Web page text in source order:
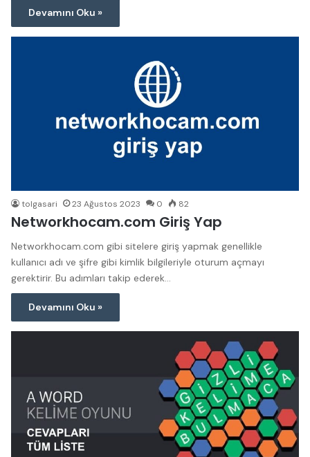
Devamını Oku »
tolgasari 23 Ağustos 2023 0 82
Networkhocam.com Giriş Yap
Networkhocam.com gibi sitelere giriş yapmak genellikle
kullanıcı adı ve şifre gibi kimlik bilgileriyle oturum açmayı
gerektirir. Bu adımları takip ederek…
Devamını Oku »